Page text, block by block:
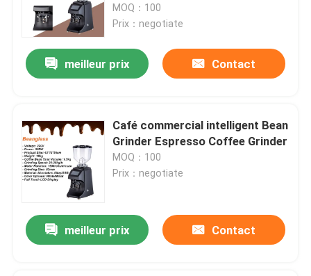
MOQ：100
Prix：negotiate
meilleur prix Contact
Café commercial intelligent Bean
Grinder Espresso Coffee Grinder
MOQ：100
Prix：negotiate
meilleur prix Contact